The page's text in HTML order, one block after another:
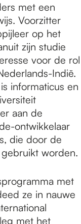
met een
Voorzitter
op het
zijn studie
voor de rol
Indië.
informaticus en
aan de
ontwikkelaar
die door de
worden.
met
ze in nauwe
met het